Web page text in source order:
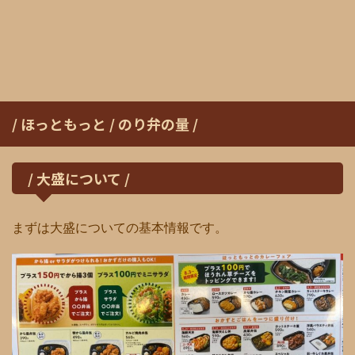
/ ほっともっと / のり弁の量 /
/ 大盛について /
まずは大盛についての基本情報です。